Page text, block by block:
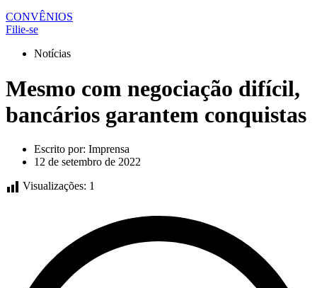
CONVÊNIOS
Filie-se
Notícias
Mesmo com negociação difícil,
bancários garantem conquistas
Escrito por: Imprensa
12 de setembro de 2022
Visualizações: 1